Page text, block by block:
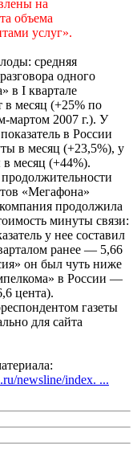
на
объема
услуг».
средняя
одного
в I квартале
в месяц (+25% по
мартом 2007 г.). У
в России
в месяц (+23,5%), у
месяц (+44%).
«Мегафона»
продолжила
минуты связи:
у нее составил
ранее — 5,66
он был чуть ниже
в России —
цента).
газеты
для сайта
newsline/index. ...